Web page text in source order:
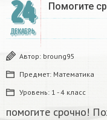
24
ДЕКАБРЬ
Помогите
Автор: broung95
Предмет: Математика
Уровень: 1 - 4 класс
помогите срочно!